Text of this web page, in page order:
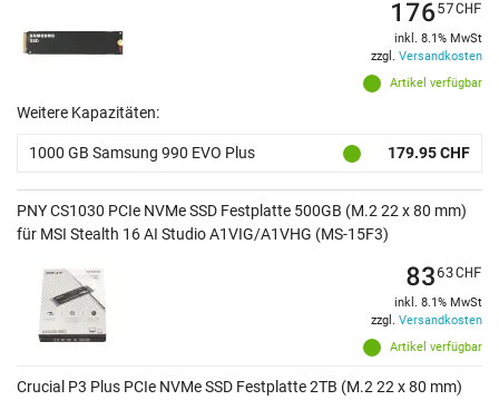
Artikel verfügbar
17657CHF
inkl. 8.1% MwSt
zzgl. Versandkosten
Weitere Kapazitäten:
1000 GB Samsung 990 EVO Plus 179.95 CHF
PNY CS1030 PCIe NVMe SSD Festplatte 500GB (M.2 22 x 80 mm)
für MSI Stealth 16 AI Studio A1VIG/A1VHG (MS-15F3)
Artikel verfügbar
8363CHF
inkl. 8.1% MwSt
zzgl. Versandkosten
Crucial P3 Plus PCIe NVMe SSD Festplatte 2TB (M.2 22 x 80 mm)